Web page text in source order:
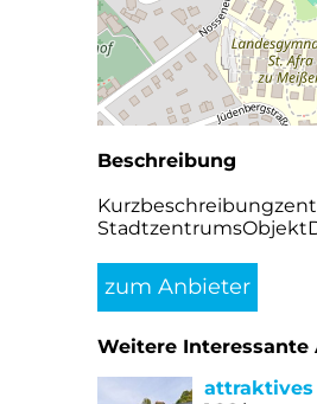
Beschreibung
zum Anbieter
Weitere Interessante
attraktives